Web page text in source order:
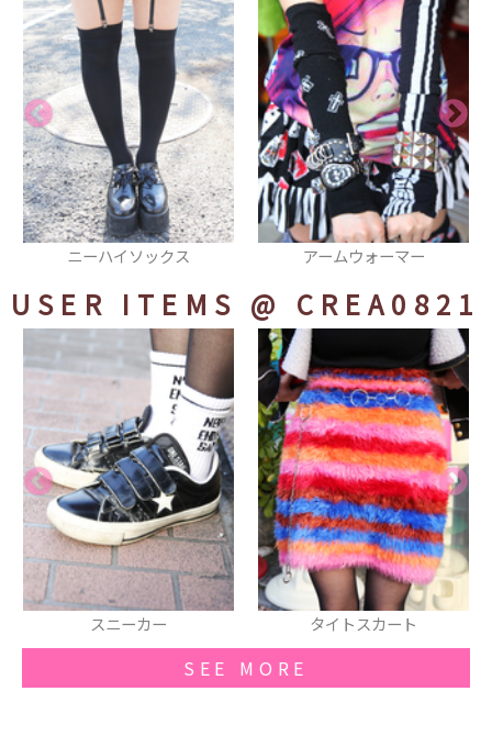
アームウォーマー リング
USER ITEMS @ CREA0821
ライダースジ
SEE MORE